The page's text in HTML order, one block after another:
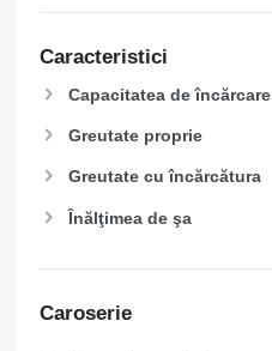
Caracteristici
Capacitatea de încărcare
Greutate proprie
Greutate cu încărcătura
Înălţimea de şa
Caroserie